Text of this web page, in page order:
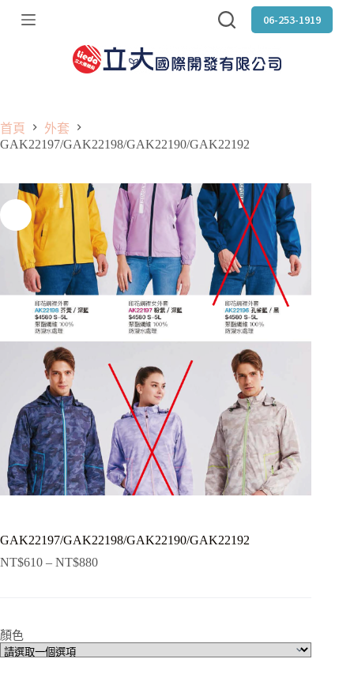
跳
06-253-1919
首頁
外套
GAK22197/GAK22198/GAK22190/GAK22192
GAK22197/GAK22198/GAK22190/GAK22192
NT$610 – NT$880
顏色